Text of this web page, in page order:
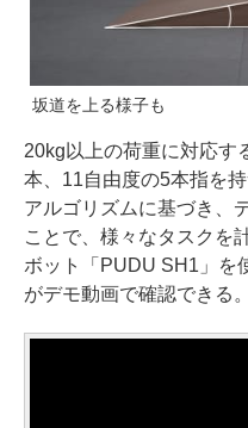
坂道を上る様子も
20kg以上の荷重に対応す
本、11自由度の5本指を
アルゴリズムに基づき、
ことで、様々なタスクを
ボット「PUDU SH1」を
がデモ動画で確認できる。